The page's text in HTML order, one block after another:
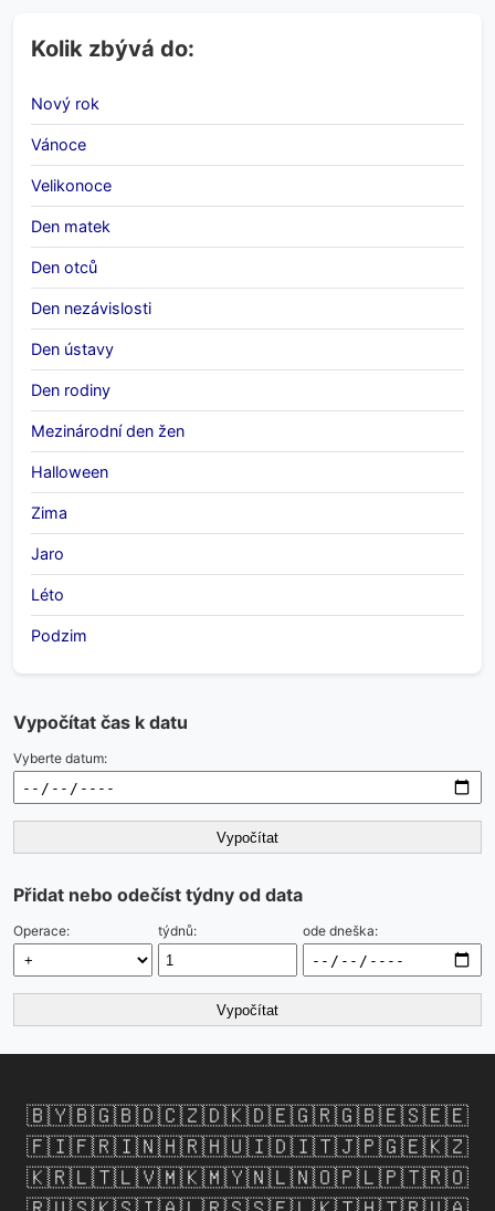
Kolik zbývá do:
Nový rok
Vánoce
Velikonoce
Den matek
Den otců
Den nezávislosti
Den ústavy
Den rodiny
Mezinárodní den žen
Halloween
Zima
Jaro
Léto
Podzim
Vypočítat čas k datu
Vyberte datum:
Vypočítat
Přidat nebo odečíst týdny od data
Operace: týdnů: ode dneška:
Vypočítat
🇧🇾🇧🇬🇧🇩🇨🇿🇩🇰🇩🇪🇬🇷🇬🇧🇪🇸🇪🇪
🇫🇮🇫🇷🇮🇳🇭🇷🇭🇺🇮🇩🇮🇹🇯🇵🇬🇪🇰🇿
🇰🇷🇱🇹🇱🇻🇲🇰🇲🇾🇳🇱🇳🇴🇵🇱🇵🇹🇷🇴